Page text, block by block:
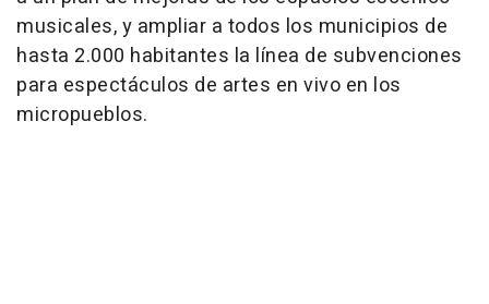
musicales, y ampliar a todos los municipios de
hasta 2.000 habitantes la línea de subvenciones
para espectáculos de artes en vivo en los
micropueblos.